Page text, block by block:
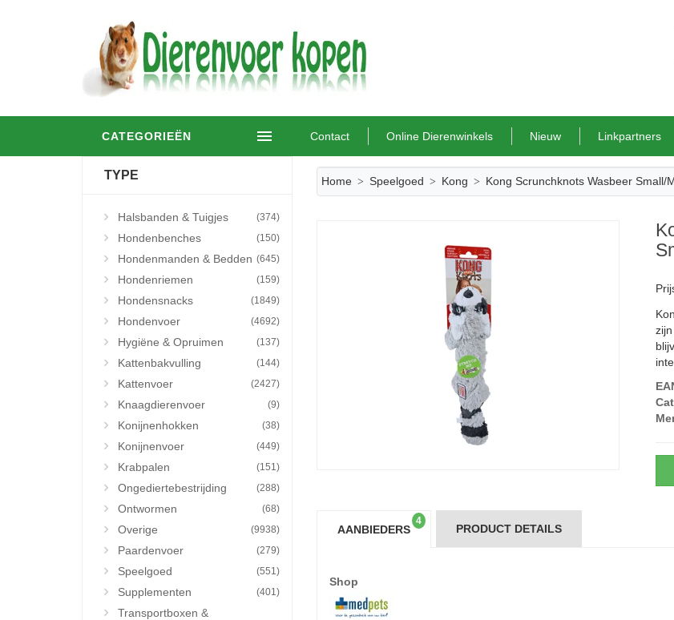
CATEGORIEËN Contact Online Dierenwinkels Nieuw Linkpartners
TYPE
Halsbanden & Tuigjes (374)
Hondenbenches (150)
Hondenmanden & Bedden (645)
Hondenriemen (159)
Hondensnacks (1849)
Hondenvoer (4692)
Hygiëne & Opruimen (137)
Kattenbakvulling (144)
Kattenvoer (2427)
Knaagdierenvoer (9)
Konijnenhokken (38)
Konijnenvoer (449)
Krabpalen (151)
Ongediertebestrijding (288)
Ontwormen (68)
Overige (9938)
Paardenvoer (279)
Speelgoed (551)
Supplementen (401)
Transportboxen &
Home Speelgoed Kong Kong Scrunchknots Wasbeer Small/
AANBIEDERS
4
PRODUCT DETAILS
Shop